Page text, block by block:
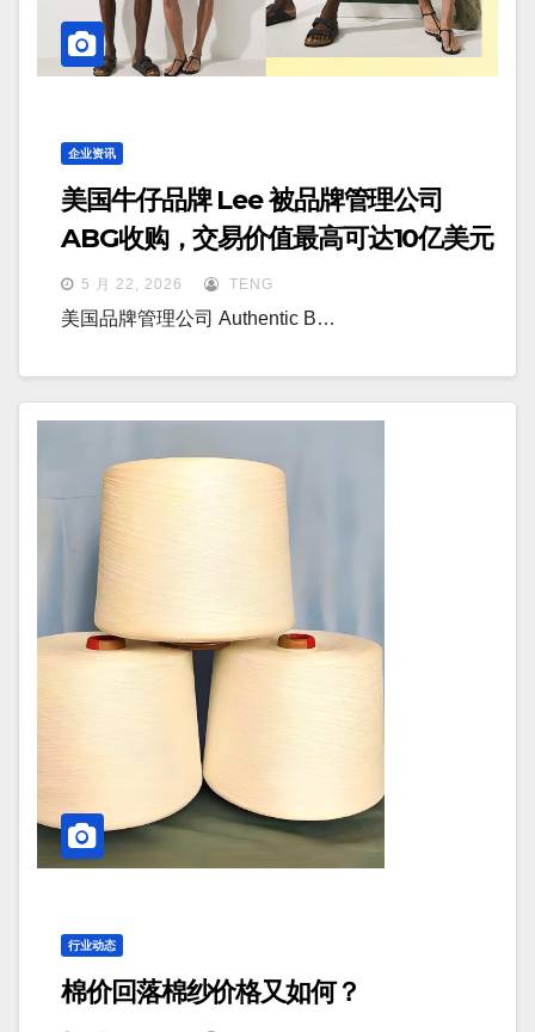
企业资讯
美国牛仔品牌 Lee 被品牌管理公司
ABG收购，交易价值最高可达10亿美元
5 月 22, 2026 TENG
美国品牌管理公司 Authentic B…
行业动态
棉价回落棉纱价格又如何？